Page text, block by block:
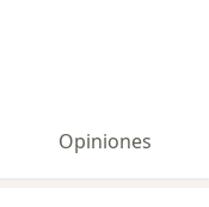
Opiniones